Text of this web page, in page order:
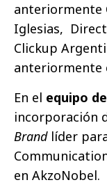
anteriormente
Iglesias,
Clickup
anteriormente
En el equipo
incorporación
Brandlíder
en AkzoNobel.